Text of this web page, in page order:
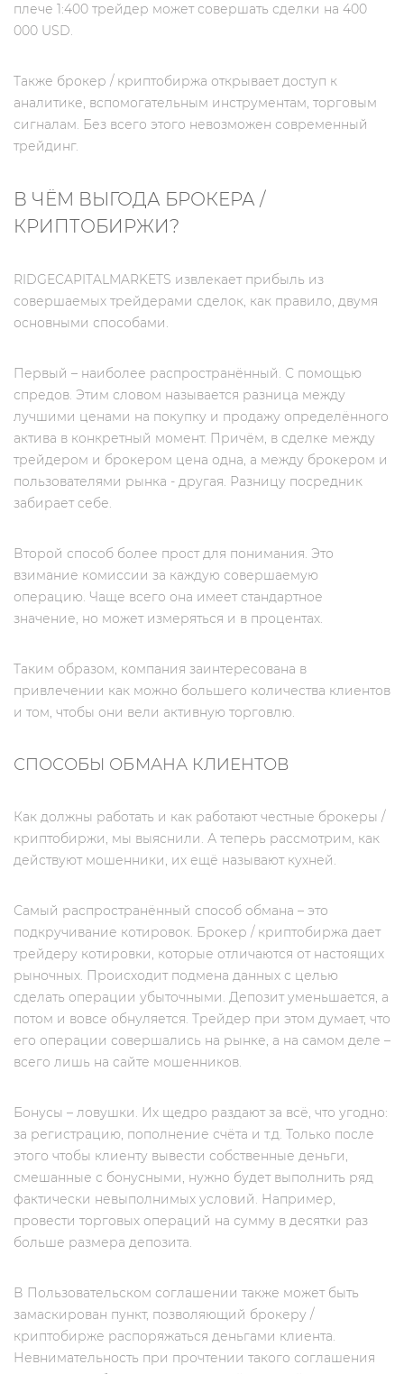
плече 1:400 трейдер может совершать сделки на 400
000 USD.
Также брокер / криптобиржа открывает доступ к
аналитике, вспомогательным инструментам, торговым
сигналам. Без всего этого невозможен современный
трейдинг.
В ЧЁМ ВЫГОДА БРОКЕРА /
КРИПТОБИРЖИ?
RIDGECAPITALMARKETS извлекает прибыль из
совершаемых трейдерами сделок, как правило, двумя
основными способами.
Первый – наиболее распространённый. С помощью
спредов. Этим словом называется разница между
лучшими ценами на покупку и продажу определённого
актива в конкретный момент. Причём, в сделке между
трейдером и брокером цена одна, а между брокером и
пользователями рынка - другая. Разницу посредник
забирает себе.
Второй способ более прост для понимания. Это
взимание комиссии за каждую совершаемую
операцию. Чаще всего она имеет стандартное
значение, но может измеряться и в процентах.
Таким образом, компания заинтересована в
привлечении как можно большего количества клиентов
и том, чтобы они вели активную торговлю.
СПОСОБЫ ОБМАНА КЛИЕНТОВ
Как должны работать и как работают честные брокеры /
криптобиржи, мы выяснили. А теперь рассмотрим, как
действуют мошенники, их ещё называют кухней.
Самый распространённый способ обмана – это
подкручивание котировок. Брокер / криптобиржа дает
трейдеру котировки, которые отличаются от настоящих
рыночных. Происходит подмена данных с целью
сделать операции убыточными. Депозит уменьшается, а
потом и вовсе обнуляется. Трейдер при этом думает, что
его операции совершались на рынке, а на самом деле –
всего лишь на сайте мошенников.
Бонусы – ловушки. Их щедро раздают за всё, что угодно:
за регистрацию, пополнение счёта и т.д. Только после
этого чтобы клиенту вывести собственные деньги,
смешанные с бонусными, нужно будет выполнить ряд
фактически невыполнимых условий. Например,
провести торговых операций на сумму в десятки раз
больше размера депозита.
В Пользовательском соглашении также может быть
замаскирован пункт, позволяющий брокеру /
криптобирже распоряжаться деньгами клиента.
Невнимательность при прочтении такого соглашения